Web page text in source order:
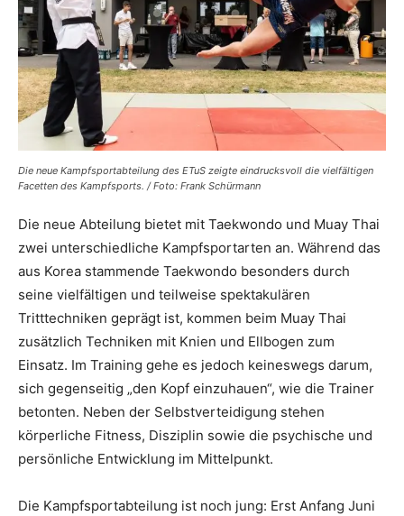
Die neue Kampfsportabteilung des ETuS zeigte eindrucksvoll die vielfältigen
Facetten des Kampfsports. / Foto: Frank Schürmann
Die neue Abteilung bietet mit Taekwondo und Muay Thai
zwei unterschiedliche Kampfsportarten an. Während das
aus Korea stammende Taekwondo besonders durch
seine vielfältigen und teilweise spektakulären
Tritttechniken geprägt ist, kommen beim Muay Thai
zusätzlich Techniken mit Knien und Ellbogen zum
Einsatz. Im Training gehe es jedoch keineswegs darum,
sich gegenseitig „den Kopf einzuhauen“, wie die Trainer
betonten. Neben der Selbstverteidigung stehen
körperliche Fitness, Disziplin sowie die psychische und
persönliche Entwicklung im Mittelpunkt.
Die Kampfsportabteilung ist noch jung: Erst Anfang Juni